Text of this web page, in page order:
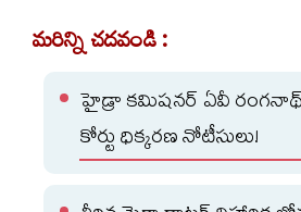
మరిన్ని చదవండి :
హైడ్రా కమిషనర్ ఏవీ
కోర్టు ధిక్కరణ నోటీసులు!